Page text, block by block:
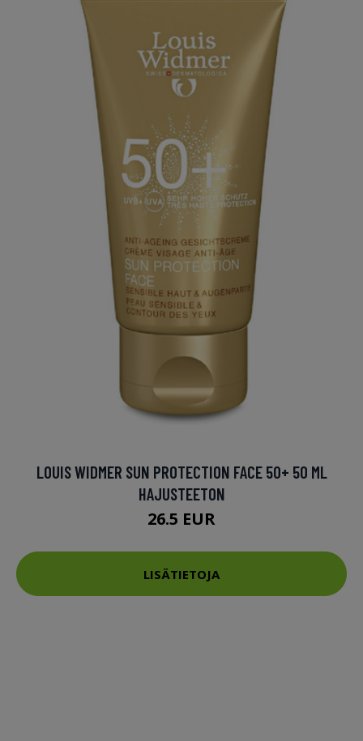
LOUIS WIDMER SUN PROTECTION FACE 50+ 50 ML
HAJUSTEETON
26.5 EUR
LISÄTIETOJA